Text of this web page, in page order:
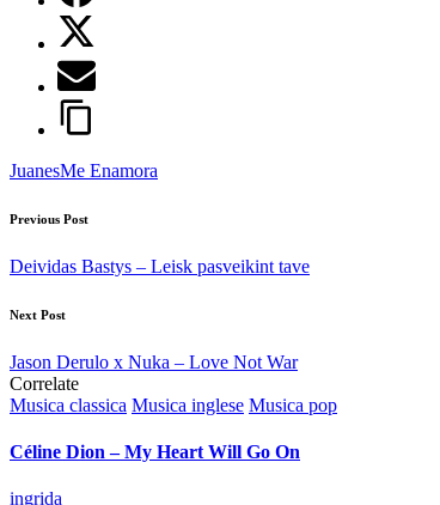
Tags:
JuanesMe Enamora
Post
navigation
Previous Post
Deividas Bastys – Leisk pasveikint tave
Next Post
Jason Derulo x Nuka – Love Not War
Correlate
Posted
Musica classica Musica inglese Musica pop
Céline Dion – My Heart Will Go On
Posted
ingrida